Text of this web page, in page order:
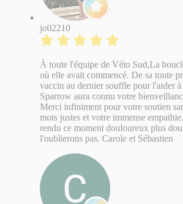
jo02210
​À toute l'équipe de Véto Sud, ​La
où elle avait commencé. De sa toute
vaccin au dernier souffle pour l'aider à
Sparrow aura connu votre
Merci infiniment pour votre soutien
mots justes et votre immense
rendu ce moment douloureux plus
l'oublierons pas. Carole et Sébastien